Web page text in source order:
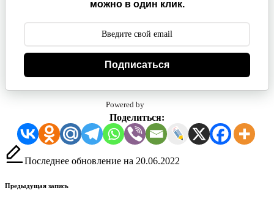
можно в один клик.
Подписаться
Powered by
Поделиться:
Последнее обновление на 20.06.2022
Навигация
Предыдущая запись